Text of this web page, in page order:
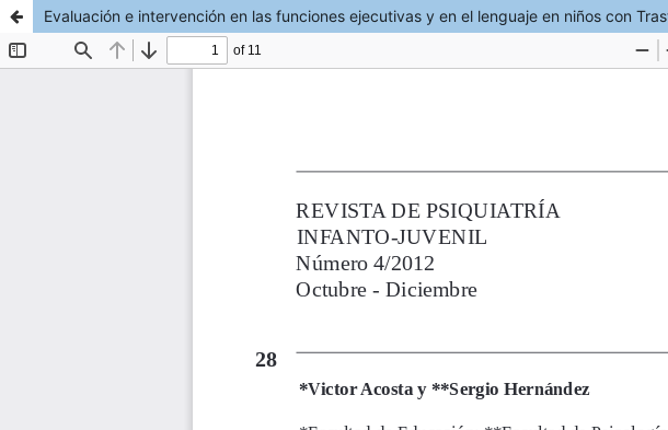
Evaluación e intervención en las funciones ejecutivas y en el lenguaje en niños con